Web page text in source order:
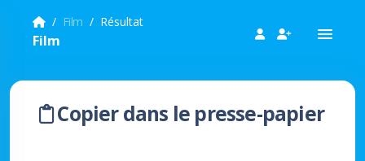
Film Résultat
Film
Copier dans le presse-papier